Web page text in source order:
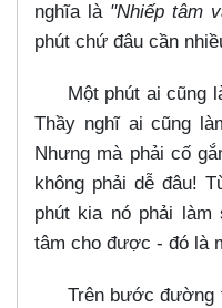
nghĩa là "Nhiếp tâm
phút chứ đâu cần
Một phút ai cũng
Thầy nghĩ ai cũng
Nhưng mà phải cố
không phải dễ đâu!
phút kia nó phải
tâm cho được - đó là
Trên bước đường